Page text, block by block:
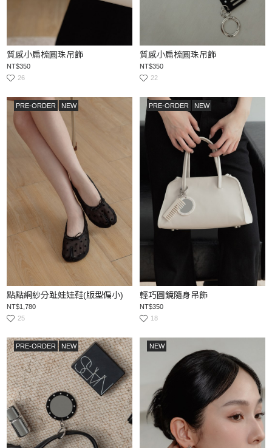
質感小扁梳圓珠吊飾
NT$350
26
質感小扁梳圓珠吊飾
NT$350
22
PRE-ORDER NEW
點點網紗分趾娃娃鞋(版型偏小)
NT$1,780
25
PRE-ORDER NEW
輕巧圓鏡隨身吊飾
NT$350
18
PRE-ORDER NEW NEW